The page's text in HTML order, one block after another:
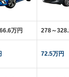
万円 278～
72.5万円